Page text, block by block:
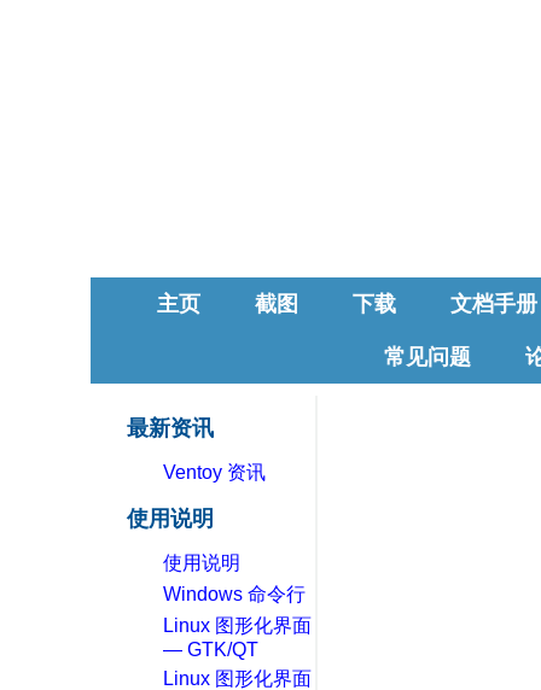
主页 截图 下载 文档手册
常见问题
最新资讯
Ventoy 资讯
使用说明
使用说明
Windows 命令行
Linux 图形化界面
— GTK/QT
Linux 图形化界面